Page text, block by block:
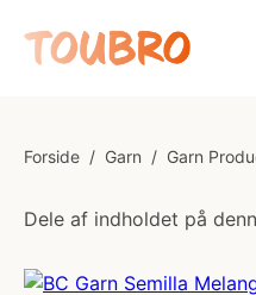
Forside / Garn / Garn
Dele af indholdet på